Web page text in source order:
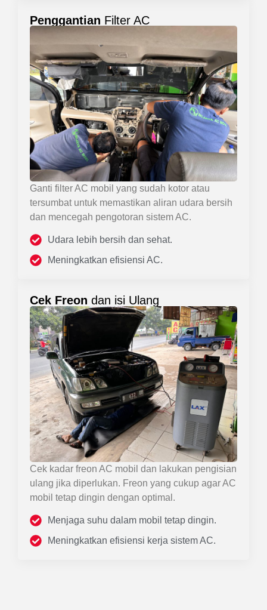
Penggantian Filter AC
Ganti filter AC mobil yang sudah kotor atau
tersumbat untuk memastikan aliran udara bersih
dan mencegah pengotoran sistem AC.
Udara lebih bersih dan sehat.
Meningkatkan efisiensi AC.
Cek Freon dan isi Ulang
Cek kadar freon AC mobil dan lakukan pengisian
ulang jika diperlukan. Freon yang cukup agar AC
mobil tetap dingin dengan optimal.
Menjaga suhu dalam mobil tetap dingin.
Meningkatkan efisiensi kerja sistem AC.